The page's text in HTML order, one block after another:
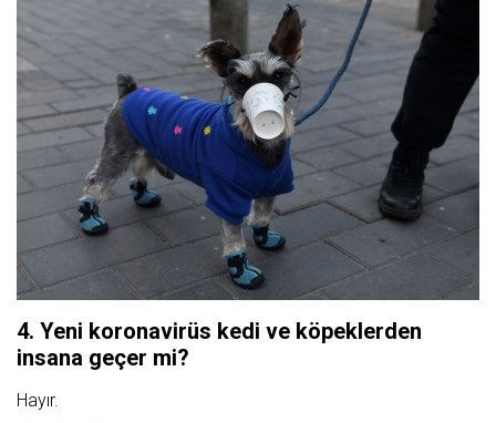
4. Yeni koronavirüs kedi ve köpeklerden
insana geçer mi?
Hayır.